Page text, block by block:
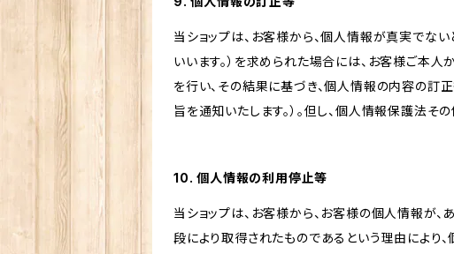
当ショップは、お客様から、個人情報が真実でな
いいます。）を求められた場合には、お客様ご本
を行い、その結果に基づき、個人情報の内容の訂
旨を通知いたします。）。但し、個人情報保護法
10. 個人情報の利用停止等
当ショップは、お客様から、お客様の個人情報が
段により取得されたものであるという理由により